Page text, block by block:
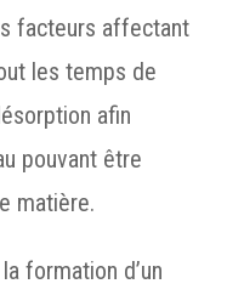
facteurs affectant
les temps de
afin
pouvant être
matière.
formation d’un